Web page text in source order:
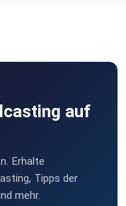
auf
Erhalte
Tipps der
mehr.